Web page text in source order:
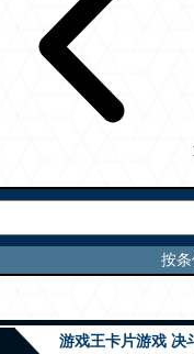
按
游戏王卡片游戏 决